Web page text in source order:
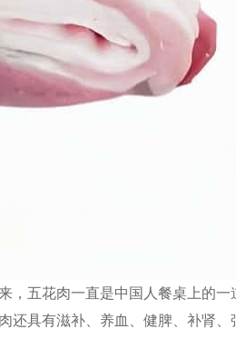
五花肉一直是中国人餐桌上的
还具有滋补、养血、健脾、补肾